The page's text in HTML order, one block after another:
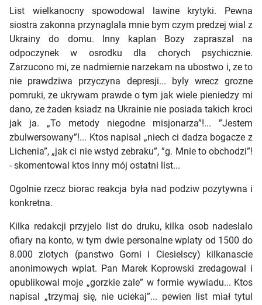
List wielkanocny spowodowal lawine krytyki. Pewna
siostra zakonna przynaglala mnie bym czym predzej wial z
Ukrainy do domu. Inny kaplan Bozy zapraszal na
odpoczynek w osrodku dla chorych psychicznie.
Zarzucono mi, ze nadmiernie narzekam na ubostwo i, ze to
nie prawdziwa przyczyna depresji... byly wrecz grozne
pomruki, ze ukrywam prawde o tym jak wiele pieniedzy mi
dano, ze żaden ksiadz na Ukrainie nie posiada takich kroci
jak ja. „To metody niegodne misjonarza”!... ”Jestem
zbulwersowany”!... Ktos napisal „niech ci dadza bogacze z
Lichenia”, „jak ci nie wstyd zebraku”, ”g. Mnie to obchodzi”!
- skomentowal ktos inny mój ostatni list...
Ogolnie rzecz biorac reakcja była nad podziw pozytywna i
konkretna.
Kilka redakcji przyjelo list do druku, kilka osob nadeslalo
ofiary na konto, w tym dwie personalne wplaty od 1500 do
8.000 zlotych (panstwo Gorni i Ciesielscy) kilkanascie
anonimowych wplat. Pan Marek Koprowski zredagowal i
opublikowal moje „gorzkie zale” w formie wywiadu... Ktos
napisal „trzymaj się, nie uciekaj”... pewien list miał tytul